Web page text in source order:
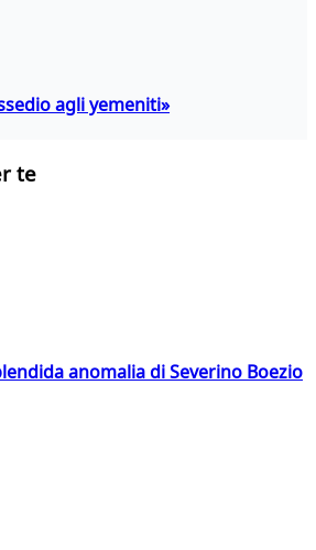
agli yemeniti»
te
anomalia di Severino Boezio